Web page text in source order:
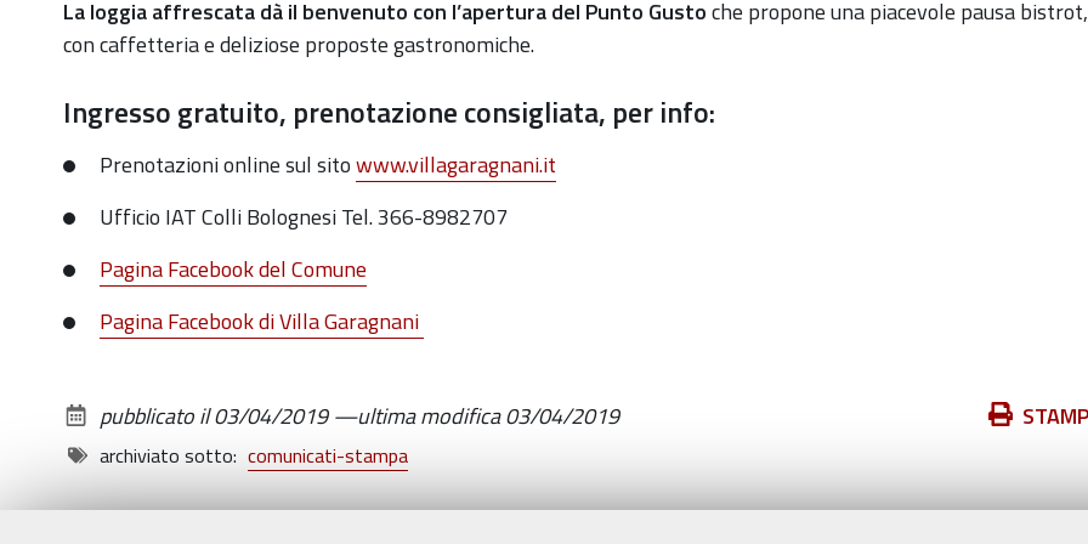
La loggia affrescata dà il benvenuto con l’apertura del Punto Gustoche propone una piacevole pausa bistrot,
con caffetteria e deliziose proposte gastronomiche.
Ingresso gratuito, prenotazione consigliata, per info:
Prenotazioni online sul sitowww.villagaragnani.it
Ufficio IAT Colli Bolognesi Tel. 366-8982707
Pagina Facebook del Comune
Pagina Facebook di Villa Garagnani
Azioni
pubblicato il03/04/2019—ultima modifica03/04/2019
archiviato sotto: comunicati-stampa